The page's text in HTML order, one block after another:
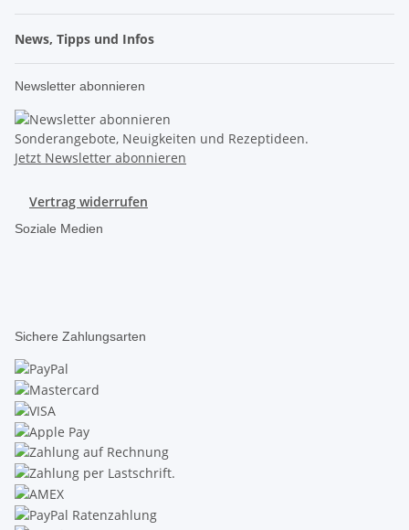
News, Tipps und Infos
Newsletter abonnieren
Sonderangebote, Neuigkeiten und Rezeptideen.
Jetzt Newsletter abonnieren
Vertrag widerrufen
Soziale Medien
Sichere Zahlungsarten